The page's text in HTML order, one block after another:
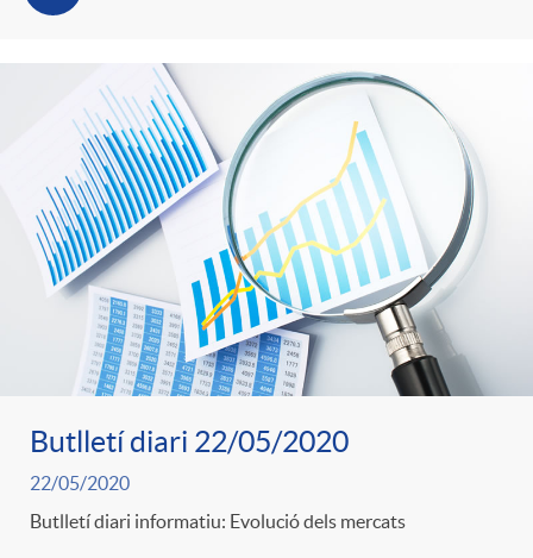
Butlletí diari 22/05/2020
22/05/2020
Butlletí diari informatiu: Evolució dels mercats